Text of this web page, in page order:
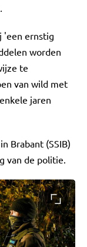
'een ernstig
worden
te
van wild met
jaren
Brabant (SSIB)
van de politie.